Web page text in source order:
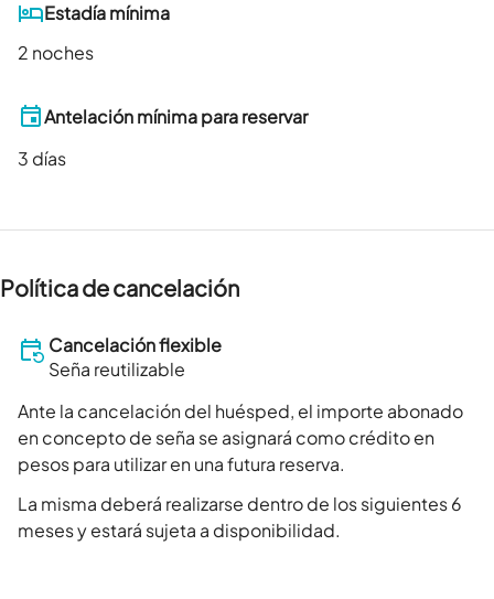
Estadía mínima
2 noches
Antelación mínima para reservar
3 días
Política de cancelación
Cancelación flexible
Seña reutilizable
Ante la cancelación del huésped, el importe abonado
en concepto de seña se asignará como crédito en
pesos para utilizar en una futura reserva.
La misma deberá realizarse dentro de los siguientes 6
meses y estará sujeta a disponibilidad.